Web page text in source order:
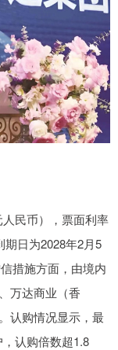
民币），票面利率
期日为2028年2月5
措施方面，由境内
万达商业（香
认购情况显示，最
认购倍数超1.8